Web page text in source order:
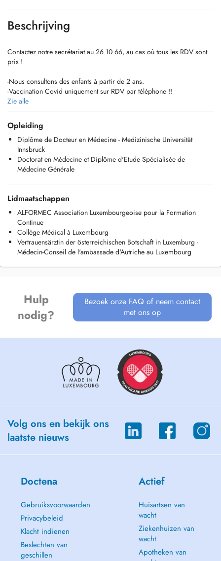
Beschrijving
Contactez notre secrétariat au 26 10 66, au cas où tous les RDV sont
pris !
-Nous consultons des enfants à partir de 2 ans.
-Vaccination Covid uniquement sur RDV par téléphone !!
-Pour tout RDV (par Doctena ou par téléphone) un supplément
d'honoraire pour convenance personnelle sera demandé.
-Tout RDV non décommandé 2 heures en avance sera facturé au
patient.
Du lundi au vendredi de 20:00 à 24:00 h, et les weekends et jours
fériés de 8:00 à 24:00 h, vous pouvez consulter un médecin
Urgences et nuit : Tél : 112
Zie alle
Opleiding
Diplôme de Docteur en Médecine - Medizinische Universität
Innsbruck
Doctorat en Médecine et Diplôme d'Etude Spécialisée de
Médecine Générale
Lidmaatschappen
ALFORMEC Association Luxembourgeoise pour la Formation
Continue
Collège Médical à Luxembourg
Vertrauensärztin der österreichischen Botschaft in Luxemburg -
Médecin-Conseil de l'ambassade d'Autriche au Luxembourg
Hulp
nodig?
Bezoek onze FAQ of neem contact
met ons op
Volg ons en bekijk ons
laatste nieuws
Doctena
Gebruiksvoorwaarden
Privacybeleid
Klacht indienen
Beslechten van
geschillen
Actief
Huisartsen van
wacht
Ziekenhuizen van
wacht
Apotheken van